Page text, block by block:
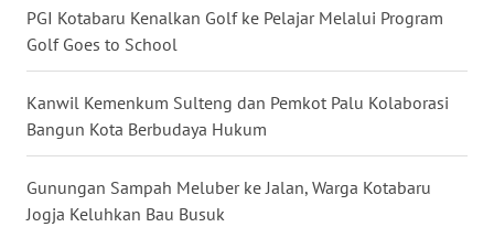
PGI Kotabaru Kenalkan Golf ke Pelajar Melalui Program
Golf Goes to School
Kanwil Kemenkum Sulteng dan Pemkot Palu Kolaborasi
Bangun Kota Berbudaya Hukum
Gunungan Sampah Meluber ke Jalan, Warga Kotabaru
Jogja Keluhkan Bau Busuk
WN
KALTARA
WN
WN